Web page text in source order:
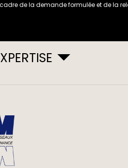
de la demande formulée et de la